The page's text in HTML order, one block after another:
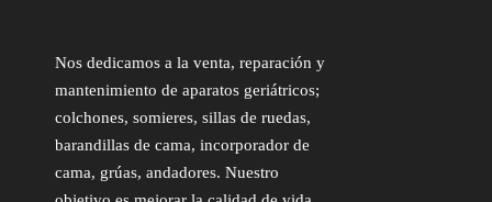
Nos dedicamos a la venta, reparación y
mantenimiento de aparatos geriátricos;
colchones, somieres, sillas de ruedas,
barandillas de cama, incorporador de
cama, grúas, andadores. Nuestro